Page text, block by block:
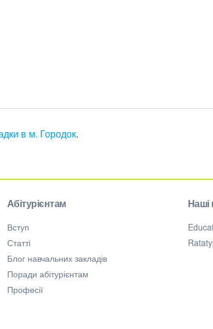
в м. Городок.
Абітурієнтам
Вступ
Статті
Блог навчальних закладів
Поради абітурієнтам
Професії
Наші